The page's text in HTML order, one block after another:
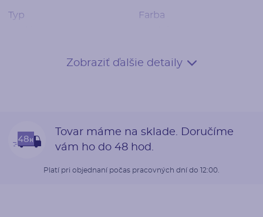
Typ
Farba
Materiál
Farba
Zobraziť ďalšie detaily
Tovar máme na sklade. Doručíme
vám ho do 48 hod.
Platí pri objednaní počas pracovných dní do 12:00.